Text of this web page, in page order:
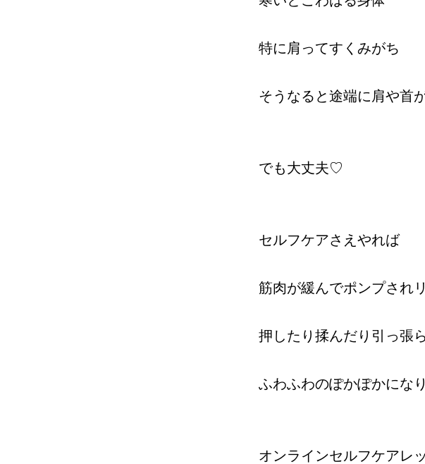
特に肩ってすくみがち
そうなると途端に肩や首
でも大丈夫♡
セルフケアさえやれば
筋肉が緩んでポンプされ
押したり揉んだり引っ張
ふわふわのぽかぽかにな
オンラインセルフケアレ